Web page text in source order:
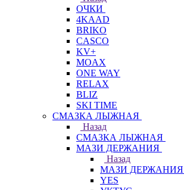
ОЧКИ
4KAAD
BRIKO
CASCO
KV+
MOAX
ONE WAY
RELAX
BLIZ
SKI TIME
СМАЗКА ЛЫЖНАЯ
Назад
СМАЗКА ЛЫЖНАЯ
МАЗИ ДЕРЖАНИЯ
Назад
МАЗИ ДЕРЖАНИЯ
YES